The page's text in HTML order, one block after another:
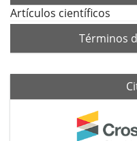
Artículos científicos
Términos